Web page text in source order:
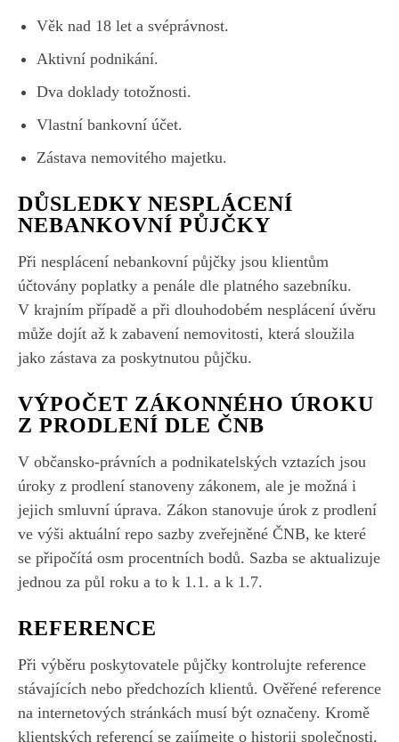
Věk nad 18 let a svéprávnost.
Aktivní podnikání.
Dva doklady totožnosti.
Vlastní bankovní účet.
Zástava nemovitého majetku.
DŮSLEDKY NESPLÁCENÍ
NEBANKOVNÍ PŮJČKY
Při nesplácení nebankovní půjčky jsou klientům
účtovány poplatky a penále dle platného sazebníku.
V krajním případě a při dlouhodobém nesplácení úvěru
může dojít až k zabavení nemovitosti, která sloužila
jako zástava za poskytnutou půjčku.
VÝPOČET ZÁKONNÉHO ÚROKU
Z PRODLENÍ DLE ČNB
V občansko-právních a podnikatelských vztazích jsou
úroky z prodlení stanoveny zákonem, ale je možná i
jejich smluvní úprava. Zákon stanovuje úrok z prodlení
ve výši aktuální repo sazby zveřejněné ČNB, ke které
se připočítá osm procentních bodů. Sazba se aktualizuje
jednou za půl roku a to k 1.1. a k 1.7.
REFERENCE
Při výběru poskytovatele půjčky kontrolujte reference
stávajících nebo předchozích klientů. Ověřené reference
na internetových stránkách musí být označeny. Kromě
klientských referencí se zajímejte o historii společnosti,